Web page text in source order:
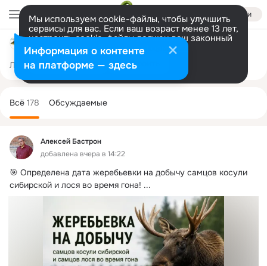
Войти
Мы используем cookie-файлы, чтобы улучшить
сервисы для вас. Если ваш возраст менее 13 лет,
настроить cookie-файлы должен ваш законный
представитель. Больше информации
Разрешить все Настроить
Сибирский труженик: охота и рыбалка
Лента Участники 233 Темы 178
Алексей Бастрон
добавлена вчера в 14:22
🎯 Определена дата жеребьевки на добычу самцов косули
сибирской и лося во время гона! ...
колонка
Всё 178 Обсуждаемые
Информация о контенте
на платформе — здесь